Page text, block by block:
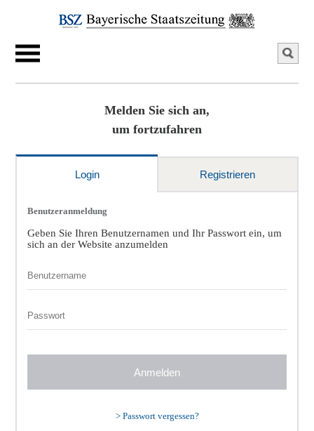
Melden Sie sich an,
um fortzufahren
Login Registrieren
Benutzeranmeldung
Geben Sie Ihren Benutzernamen und Ihr Passwort ein, um
sich an der Website anzumelden
> Passwort vergessen?